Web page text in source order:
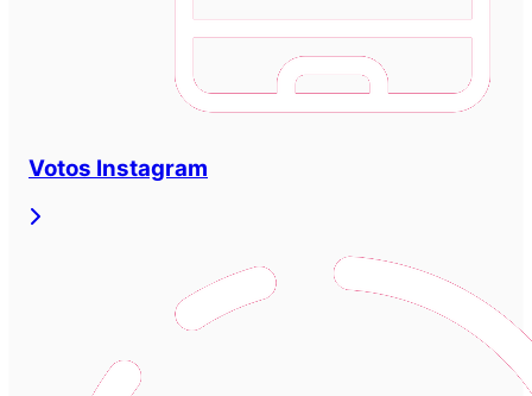
Votos Instagram